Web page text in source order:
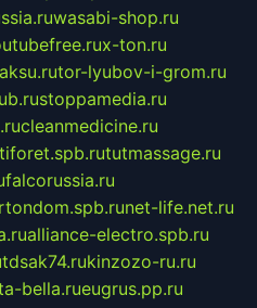
wasabi-shop.ru
x-ton.ru
tor-lyubov-i-grom.ru
stoppamedia.ru
cleanmedicine.ru
tutmassage.ru
falcorussia.ru
net-life.net.ru
alliance-electro.spb.ru
tdsak74.rukinzozo-ru.ru
bella.rueugrus.pp.ru